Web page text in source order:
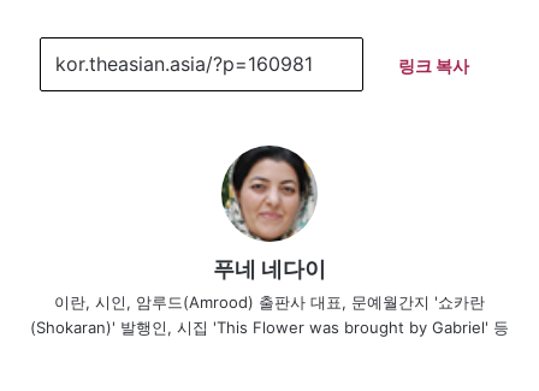
링크 복사
푸네 네다이
이란, 시인, 암루드(Amrood) 출판사 대표, 문예월간지 '쇼카란
(Shokaran)' 발행인, 시집 'This Flower was brought by Gabriel' 등